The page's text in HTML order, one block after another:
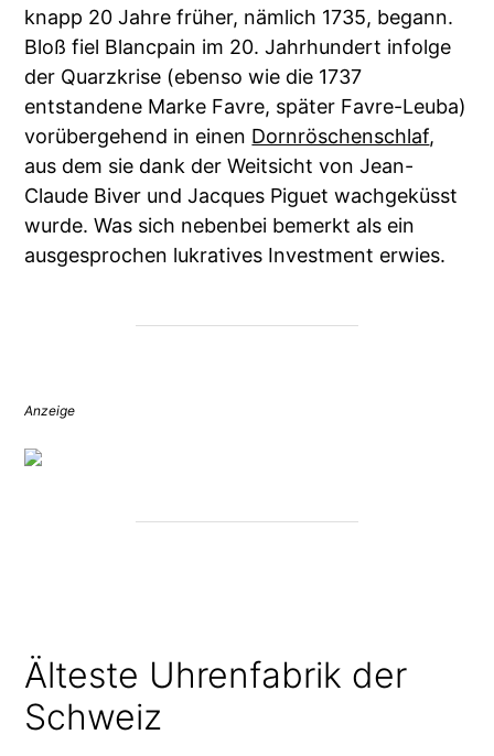
knapp 20 Jahre früher, nämlich 1735, begann.
Bloß fiel Blancpain im 20. Jahrhundert infolge
der Quarzkrise (ebenso wie die 1737
entstandene Marke Favre, später Favre-Leuba)
vorübergehend in einen Dornröschenschlaf,
aus dem sie dank der Weitsicht von Jean-
Claude Biver und Jacques Piguet wachgeküsst
wurde. Was sich nebenbei bemerkt als ein
ausgesprochen lukratives Investment erwies.
Anzeige
Älteste Uhrenfabrik der
Schweiz